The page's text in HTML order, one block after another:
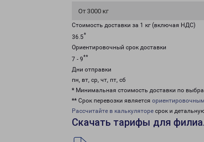
От 3000 кг
Стоимость доставки за 1 кг (включая НДС)
36.5*
Ориентировочный срок доставки
7 - 9**
Дни отправки
пн, вт, ср, чт, пт, сб
* Минимальная стоимость доставки по
** Срок перевозки является ориентировочным
Рассчитайте в калькуляторе срок и
Скачать тарифы для